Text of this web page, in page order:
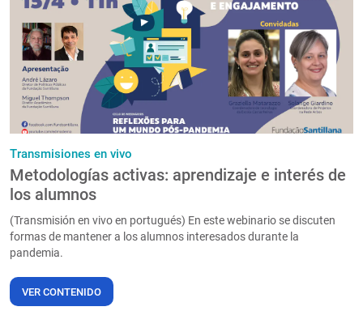
PT
Transmisiones en vivo
Metodologías activas: aprendizaje e interés de
los alumnos
(Transmisión en vivo en portugués) En este webinario se discuten
formas de mantener a los alumnos interesados durante la
pandemia.
VER CONTENIDO